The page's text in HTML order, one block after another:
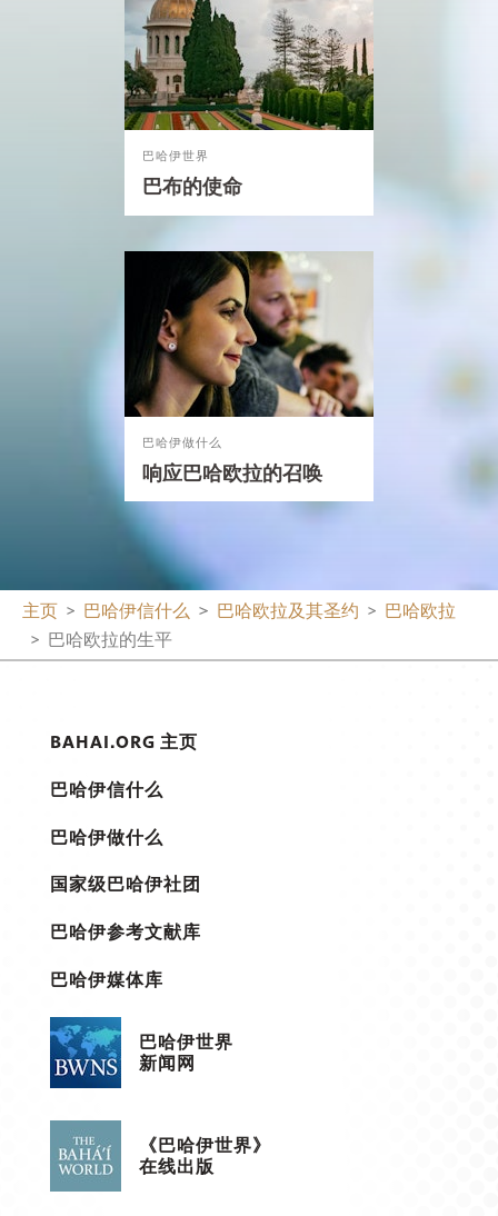
巴哈伊世界
巴布的使命
巴哈伊做什么
响应巴哈欧拉的召唤
主页 巴哈伊信什么 巴哈欧拉及其圣约
巴哈欧拉
巴哈欧拉的生平
BAHAI.ORG 主页
巴哈伊信什么
巴哈伊做什么
国家级巴哈伊社团
巴哈伊参考文献库
巴哈伊媒体库
巴哈伊世界
新闻网
《巴哈伊世界》
在线出版